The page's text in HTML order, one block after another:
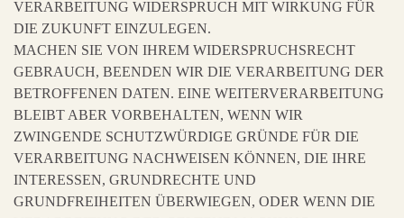
VERARBEITUNG WIDERSPRUCH MIT WIRKUNG FÜR
DIE ZUKUNFT EINZULEGEN.
MACHEN SIE VON IHREM WIDERSPRUCHSRECHT
GEBRAUCH, BEENDEN WIR DIE VERARBEITUNG DER
BETROFFENEN DATEN. EINE WEITERVERARBEITUNG
BLEIBT ABER VORBEHALTEN, WENN WIR
ZWINGENDE SCHUTZWÜRDIGE GRÜNDE FÜR DIE
VERARBEITUNG NACHWEISEN KÖNNEN, DIE IHRE
INTERESSEN, GRUNDRECHTE UND
GRUNDFREIHEITEN ÜBERWIEGEN, ODER WENN DIE